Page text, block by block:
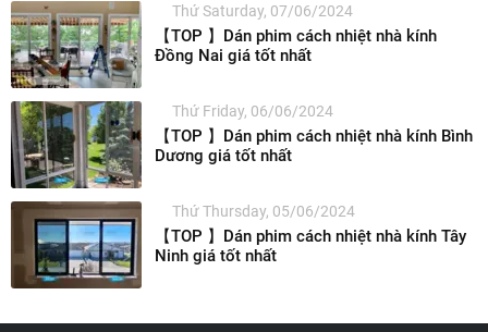
Thứ Saturday, 07/06/2024
【TOP 】Dán phim cách nhiệt nhà kính
Đồng Nai giá tốt nhất
Thứ Friday, 06/06/2024
【TOP 】Dán phim cách nhiệt nhà kính Bình
Dương giá tốt nhất
Thứ Thursday, 05/06/2024
【TOP 】Dán phim cách nhiệt nhà kính Tây
Ninh giá tốt nhất